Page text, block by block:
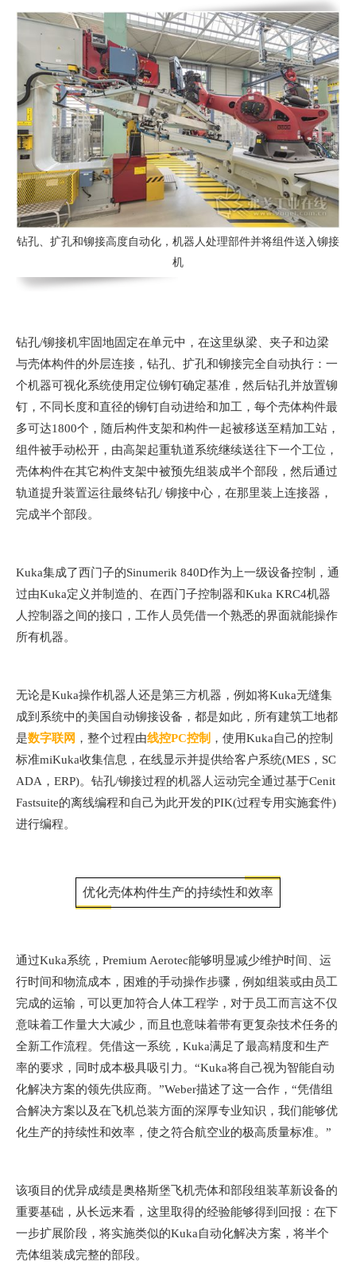
钻孔、扩孔和铆接高度自动化，机器人处理部件并将组件送入铆接
机
钻孔/铆接机牢固地固定在单元中，在这里纵梁、夹子和边梁
与壳体构件的外层连接，钻孔、扩孔和铆接完全自动执行：一
个机器可视化系统使用定位铆钉确定基准，然后钻孔并放置铆
钉，不同长度和直径的铆钉自动进给和加工，每个壳体构件最
多可达1800个，随后构件支架和构件一起被移送至精加工站，
组件被手动松开，由高架起重轨道系统继续送往下一个工位，
壳体构件在其它构件支架中被预先组装成半个部段，然后通过
轨道提升装置运往最终钻孔/ 铆接中心，在那里装上连接器，
完成半个部段。
Kuka集成了西门子的Sinumerik 840D作为上一级设备控制，通
过由Kuka定义并制造的、在西门子控制器和Kuka KRC4机器
人控制器之间的接口，工作人员凭借一个熟悉的界面就能操作
所有机器。
无论是Kuka操作机器人还是第三方机器，例如将Kuka无缝集
成到系统中的美国自动铆接设备，都是如此，所有建筑工地都
是数字联网 ，整个过程由线控PC控制 ，使用Kuka自己的控制
标准miKuka收集信息，在线显示并提供给客户系统(MES，SC
ADA，ERP)。钻孔/铆接过程的机器人运动完全通过基于Cenit
Fastsuite的离线编程和自己为此开发的PIK(过程专用实施套件)
进行编程。
优化壳体构件生产的持续性和效率
通过Kuka系统，Premium Aerotec能够明显减少维护时间、运
行时间和物流成本，困难的手动操作步骤，例如组装或由员工
完成的运输，可以更加符合人体工程学，对于员工而言这不仅
意味着工作量大大减少，而且也意味着带有更复杂技术任务的
全新工作流程。凭借这一系统，Kuka满足了最高精度和生产
率的要求，同时成本极具吸引力。“Kuka将自己视为智能自动
化解决方案的领先供应商。”Weber描述了这一合作，“凭借组
合解决方案以及在飞机总装方面的深厚专业知识，我们能够优
化生产的持续性和效率，使之符合航空业的极高质量标准。”
该项目的优异成绩是奥格斯堡飞机壳体和部段组装革新设备的
重要基础，从长远来看，这里取得的经验能够得到回报：在下
一步扩展阶段，将实施类似的Kuka自动化解决方案，将半个
壳体组装成完整的部段。